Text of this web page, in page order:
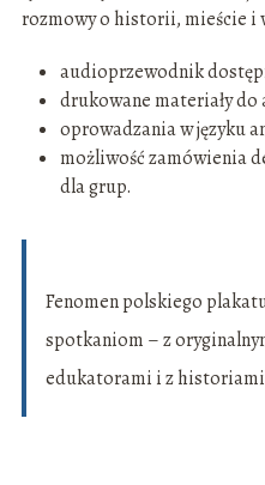
rozmowy o historii, mieście i
audioprzewodnik
drukowane materiały
oprowadzania w języku
możliwość zamówienia
dla grup.
Fenomen polskiego
spotkaniom – z
edukatorami i z